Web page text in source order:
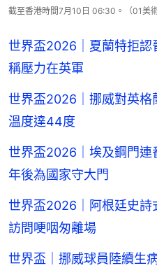
截至香港時間7月10日 06:30。（01美術
世界盃2026｜夏蘭特拒
稱壓力在英軍
世界盃2026｜挪威對英
溫度達44度
世界盃2026｜埃及鋼門
年後為國家守大門
世界盃2026｜阿根廷史
訪問哽咽匆離場
世界盃｜挪威球員陸續生